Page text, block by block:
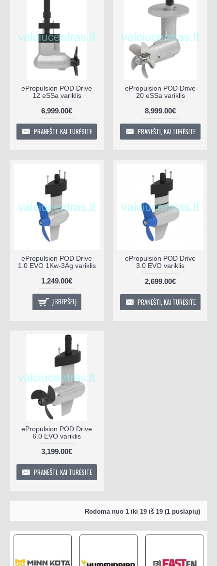
ePropulsion POD Drive
12 eSSa variklis
6,999.00€
PRANEŠTI, KAI TURĖSITE
ePropulsion POD Drive
20 eSSa variklis
8,999.00€
PRANEŠTI, KAI TURĖSITE
ePropulsion POD Drive
1.0 EVO 1Kw-3Ag variklis
1,249.00€
Į KREPŠELĮ
ePropulsion POD Drive
3.0 EVO variklis
2,699.00€
PRANEŠTI, KAI TURĖSITE
ePropulsion POD Drive
6.0 EVO variklis
3,199.00€
PRANEŠTI, KAI TURĖSITE
Rodoma nuo 1 iki 19 iš 19 (1 puslapių)